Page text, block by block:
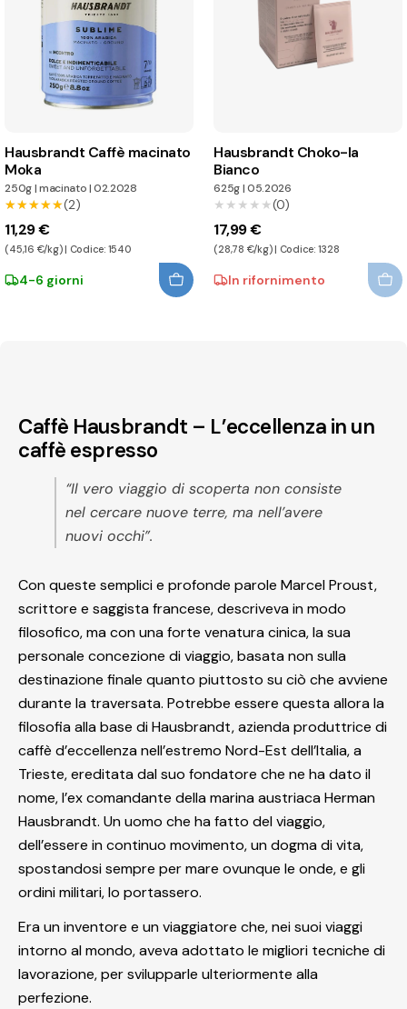
Hausbrandt Caffè macinato
Moka
250g|macinato|02.2028
★★★★★
★★★★★(2)
11,29 €
(45,16 €/kg) | Codice: 1540
4-6 giorni
Hausbrandt Choko-la
Bianco
625g|05.2026
★★★★★
★★★★★(0)
17,99 €
(28,78 €/kg) | Codice: 1328
In rifornimento
Caffè Hausbrandt – L’eccellenza in un
caffè espresso
“Il vero viaggio di scoperta non consiste
nel cercare nuove terre, ma nell’avere
nuovi occhi”.
Con queste semplici e profonde parole Marcel Proust,
scrittore e saggista francese, descriveva in modo
filosofico, ma con una forte venatura cinica, la sua
personale concezione di viaggio, basata non sulla
destinazione finale quanto piuttosto su ciò che avviene
durante la traversata. Potrebbe essere questa allora la
filosofia alla base di Hausbrandt, azienda produttrice di
caffè d’eccellenza nell’estremo Nord-Est dell’Italia, a
Trieste, ereditata dal suo fondatore che ne ha dato il
nome, l’ex comandante della marina austriaca Herman
Hausbrandt. Un uomo che ha fatto del viaggio,
dell’essere in continuo movimento, un dogma di vita,
spostandosi sempre per mare ovunque le onde, e gli
ordini militari, lo portassero.
Era un inventore e un viaggiatore che, nei suoi viaggi
intorno al mondo, aveva adottato le migliori tecniche di
lavorazione, per svilupparle ulteriormente alla
perfezione.